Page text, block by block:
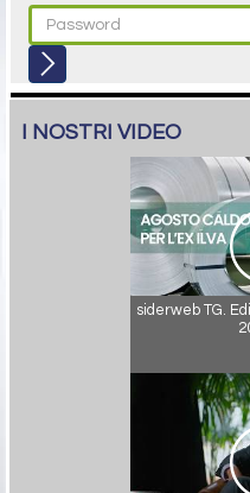
I NOSTRI VIDEO
siderweb TG.